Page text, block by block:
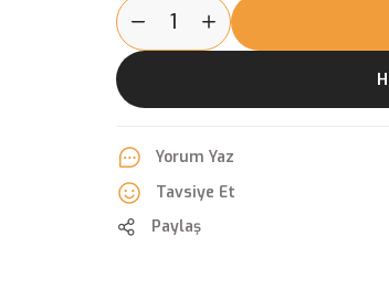
Yorum Yaz
Tavsiye Et
Paylaş